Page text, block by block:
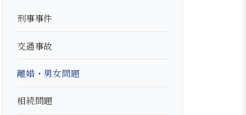
刑事事件
交通事故
離婚・男女問題
相続問題